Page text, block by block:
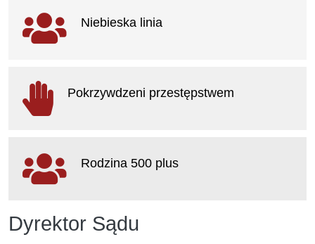
Dyrektor Sądu
Ważne linki
Niebieska linia
Pokrzywdzeni przestępstwem
Rodzina 500 plus